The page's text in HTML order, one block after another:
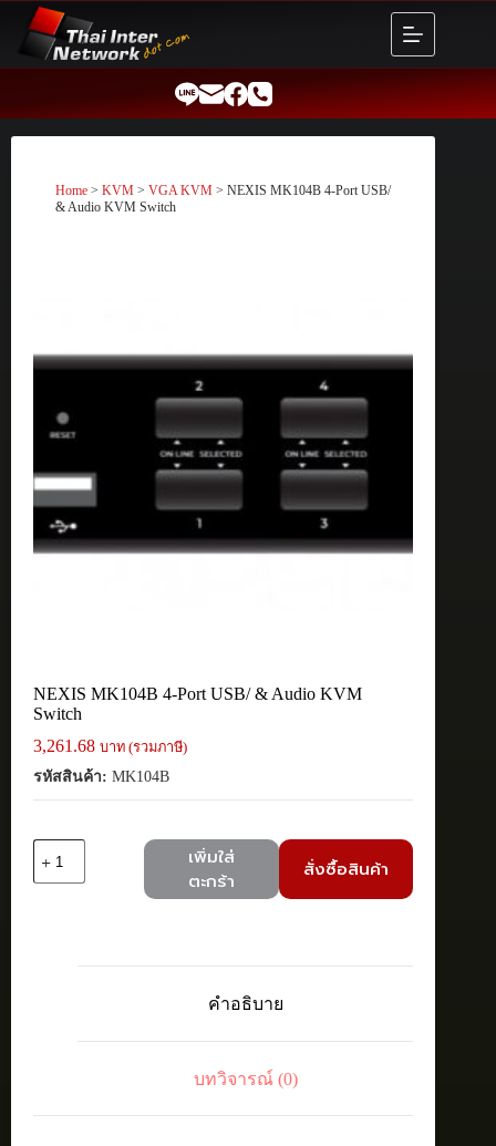
content
Home > KVM > VGA KVM > NEXIS MK104B 4-Port USB/
& Audio KVM Switch
NEXIS MK104B 4-Port USB/ & Audio KVM
Switch
3,261.68 บาท (รวมภาษี)
รหัสสินค้า: MK104B
NEXIS
เพิ่มใส่
ตะกร้า
สั่งซื้อสินค้า
คำอธิบาย
บทวิจารณ์ (0)